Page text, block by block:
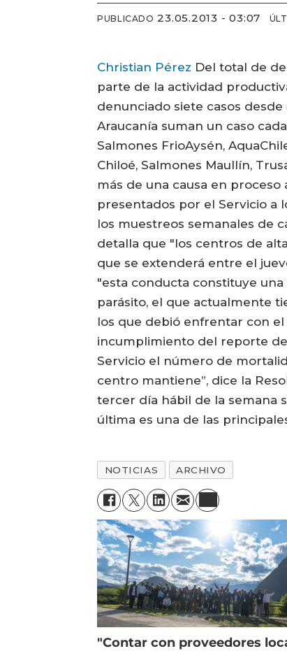
PUBLICADO 23.05.2013 - 03:07
Christian Pérez Del total de
parte de la actividad
denunciado siete casos
Araucanía suman un caso
Salmones FrioAysén,
Chiloé, Salmones Maullín,
más de una causa en
presentados por el Servicio a
los muestreos semanales de
detalla que "los centros de
que se extenderá entre el
"esta conducta constituye
parásito, el que actualmente
los que debió enfrentar con el
incumplimiento del reporte
Servicio el número de
centro mantiene”, dice la
tercer día hábil de la semana
última es una de las
NOTICIAS ARCHIVO
"Contar con proveedores